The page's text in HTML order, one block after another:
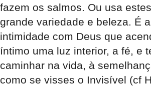
fazem os salmos. Ou usa
grande variedade e beleza. É
intimidade com Deus que
íntimo uma luz interior, a fé, e
caminhar na vida, à
como se visses o Invisível (cf